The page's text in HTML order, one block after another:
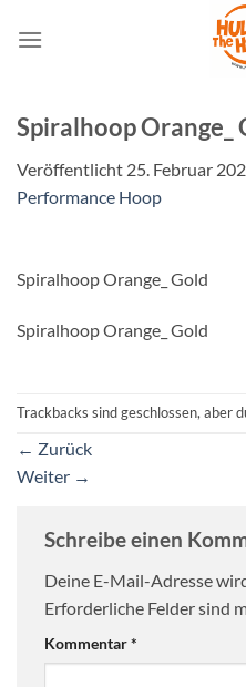
Inhalt
Spiralhoop Orange_
Veröffentlicht 25. Februar
Performance Hoop
Spiralhoop Orange_ Gold
Spiralhoop Orange_ Gold
Trackbacks sind geschlossen, aber
← Zurück
Weiter →
Schreibe einen
Deine E-Mail-Adresse
Erforderliche Felder sind
Kommentar*